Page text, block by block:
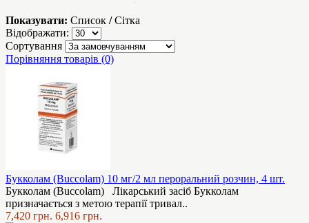
Показувати: Список / Сітка
Відображати:
Сортування
Порівняння товарів (0)
Букколам (Buccolam) 10 мг/2 мл пероральний розчин, 4 шт.
Букколам (Buccolam) Лікарський засіб Букколам
призначається з метою терапії тривал..
7,420 грн. 6,916 грн.